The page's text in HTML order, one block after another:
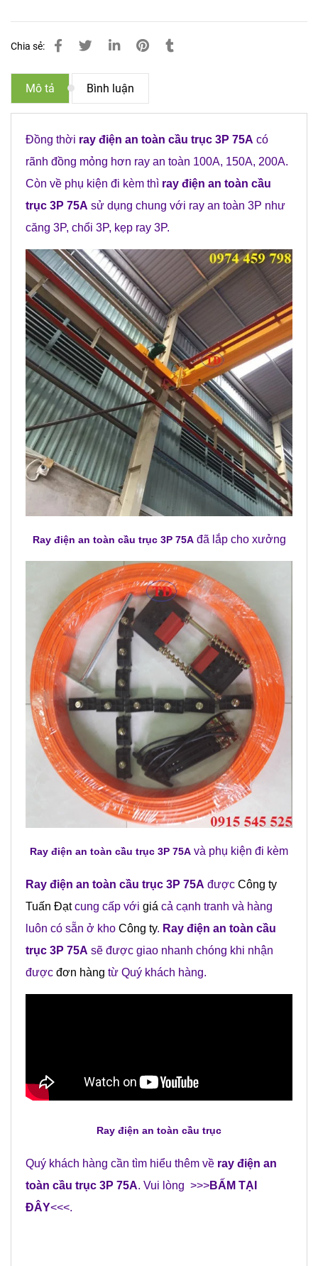
Chia sẻ:
Mô tả Bình luận
Đồng thời ray điện an toàn cầu trục 3P 75A có
rãnh đồng mỏng hơn ray an toàn 100A, 150A, 200A.
Còn về phụ kiện đi kèm thì ray điện an toàn cầu
trục 3P 75A sử dụng chung với ray an toàn 3P như
căng 3P, chổi 3P, kẹp ray 3P.
Ray điện an toàn cầu trục 3P 75Ađã lắp cho xưởng
Ray điện an toàn cầu trục 3P 75A và phụ kiện đi kèm
Ray điện an toàn cầu trục 3P 75A được Công ty
Tuấn Đạtcung cấp với giá cả cạnh tranh và hàng
luôn có sẵn ở kho Công ty. Ray điện an toàn cầu
trục 3P 75A sẽ được giao nhanh chóng khi nhận
được đơn hàng từ Quý khách hàng.
Ray điện an toàn cầu trục
Quý khách hàng cần tìm hiểu thêm về ray điện an
toàn cầu trục 3P 75A. Vui lòng >>>BẤM TẠI
ĐÂY<<<.